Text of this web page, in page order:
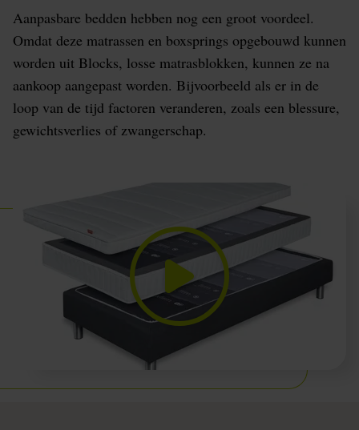
Aanpasbare bedden hebben nog een groot voordeel.
Omdat deze matrassen en boxsprings opgebouwd kunnen
worden uit Blocks, losse matrasblokken, kunnen ze na
aankoop aangepast worden. Bijvoorbeeld als er in de
loop van de tijd factoren veranderen, zoals een blessure,
gewichtsverlies of zwangerschap.